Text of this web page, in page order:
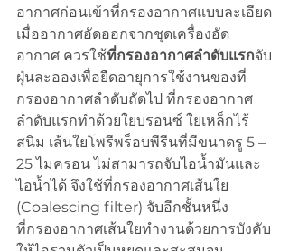
อากาศก่อนเข้าที่กรองอากาศแบบละเอียด
เมื่ออากาศอัดออกจากชุดเครื่องอัด
อากาศ ควรใช้ที่กรองอากาศลำดับแรกจับ
ฝุ่นละอองเพื่อยืดอายุการใช้งานของที่
กรองอากาศลำดับถัดไป ที่กรองอากาศ
ลำดับแรกทำด้วยใยบรอนซ์ ใยเหล็กไร้
สนิม เส้นใยโพรีพร็อบพีรีนที่มีขนาดรู 5 –
25 ไมครอน ไม่สามารถจับไอน้ำมันและ
ไอน้ำได้ จึงใช้ที่กรองอากาศเส้นใย
(Coalescing filter) จับอีกชั้นหนึ่ง
ที่กรองอากาศเส้นใยทำงานด้วยการบังคับ